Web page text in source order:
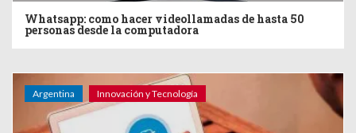
Whatsapp: como hacer videollamadas de hasta 50
personas desde la computadora
Argentina Innovación y Tecnología